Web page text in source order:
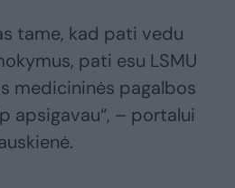
tame, kad pati vedu
pati esu LSMU
medicininės pagalbos
apsigavau“, – portalui